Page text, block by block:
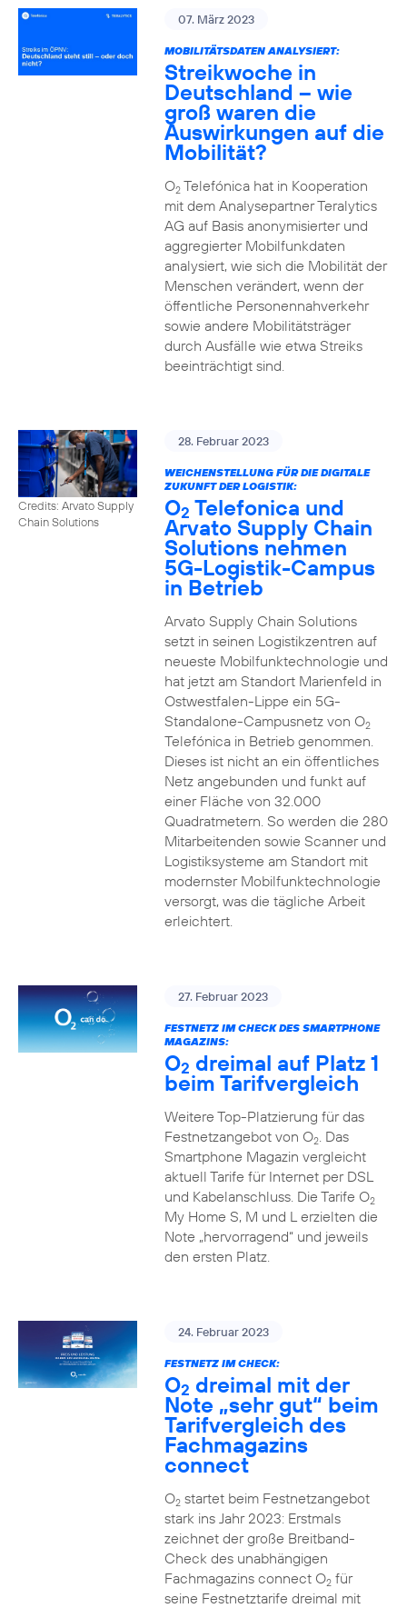
07. März 2023
MOBILITÄTSDATEN ANALYSIERT:
Streikwoche in
Deutschland – wie
groß waren die
Auswirkungen auf die
Mobilität?
O2Telefónica hat in Kooperation
mit dem Analysepartner Teralytics
AG auf Basis anonymisierter und
aggregierter Mobilfunkdaten
analysiert, wie sich die Mobilität der
Menschen verändert, wenn der
öffentliche Personennahverkehr
sowie andere Mobilitätsträger
durch Ausfälle wie etwa Streiks
beeinträchtigt sind.
Credits: Arvato Supply
Chain Solutions
28. Februar 2023
WEICHENSTELLUNG FÜR DIE DIGITALE
ZUKUNFT DER LOGISTIK:
O2 Telefonica und
Arvato Supply Chain
Solutions nehmen
5G-Logistik-Campus
in Betrieb
Arvato Supply Chain Solutions
setzt in seinen Logistikzentren auf
neueste Mobilfunktechnologie und
hat jetzt am Standort Marienfeld in
Ostwestfalen-Lippe ein 5G-
Standalone-Campusnetz von O2
Telefónica in Betrieb genommen.
Dieses ist nicht an ein öffentliches
Netz angebunden und funkt auf
einer Fläche von 32.000
Quadratmetern. So werden die 280
Mitarbeitenden sowie Scanner und
Logistiksysteme am Standort mit
modernster Mobilfunktechnologie
versorgt, was die tägliche Arbeit
erleichtert.
27. Februar 2023
FESTNETZ IM CHECK DES SMARTPHONE
MAGAZINS:
O2 dreimal auf Platz 1
beim Tarifvergleich
Weitere Top-Platzierung für das
Festnetzangebot von O2. Das
Smartphone Magazin vergleicht
aktuell Tarife für Internet per DSL
und Kabelanschluss. Die Tarife O2
My Home S, M und L erzielten die
Note „hervorragend“ und jeweils
den ersten Platz.
24. Februar 2023
FESTNETZ IM CHECK:
O2 dreimal mit der
Note „sehr gut“ beim
Tarifvergleich des
Fachmagazins
connect
O2startet beim Festnetzangebot
stark ins Jahr 2023: Erstmals
zeichnet der große Breitband-
Check des unabhängigen
Fachmagazins connect O2für
seine Festnetztarife dreimal mit